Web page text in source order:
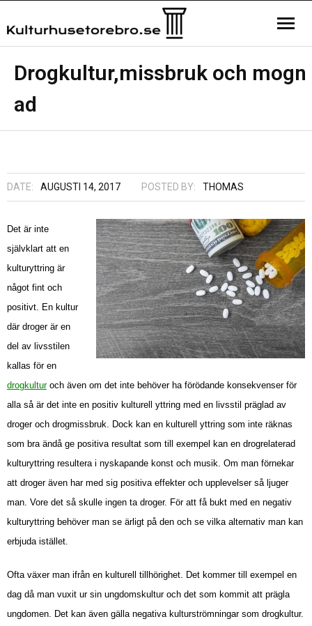
Hemsida
Kontakta oss
Sample Page
Drogkultur,missbruk och mogn
ad
DATE: AUGUSTI 14, 2017 POSTED BY: THOMAS
Det är inte
självklart att en
kulturyttring är
något fint och
positivt. En kultur
där droger är en
del av livsstilen
kallas för en
drogkulturoch även om det inte behöver ha förödande konsekvenser för
alla så är det inte en positiv kulturell yttring med en livsstil präglad av
droger och drogmissbruk. Dock kan en kulturell yttring som inte räknas
som bra ändå ge positiva resultat som till exempel kan en drogrelaterad
kulturyttring resultera i nyskapande konst och musik. Om man förnekar
att droger även har med sig positiva effekter och upplevelser så ljuger
man. Vore det så skulle ingen ta droger. För att få bukt med en negativ
kulturyttring behöver man se ärligt på den och se vilka alternativ man kan
erbjuda istället.
Ofta växer man ifrån en kulturell tillhörighet. Det kommer till exempel en
dag då man vuxit ur sin ungdomskultur och det som kommit att prägla
ungdomen. Det kan även gälla negativa kulturströmningar som drogkultur.